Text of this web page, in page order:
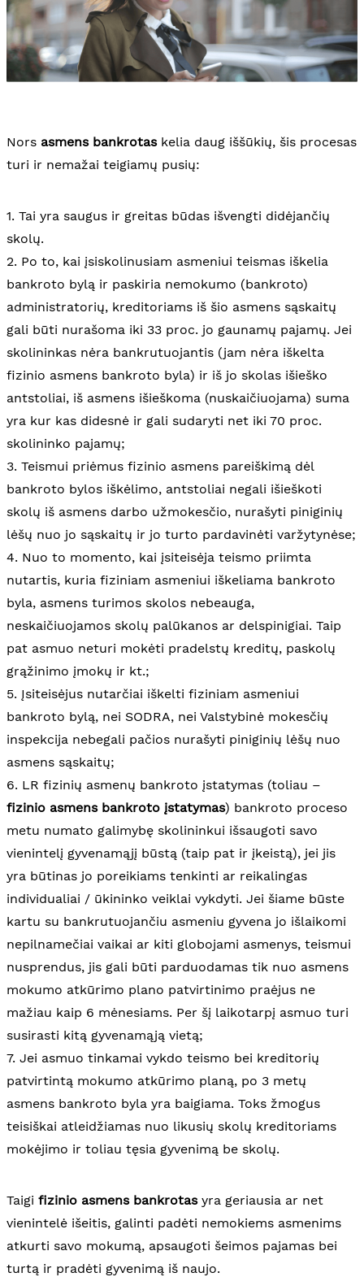
Nors asmens bankrotaskelia daug iššūkių, šis procesas
turi ir nemažai teigiamų pusių:
1. Tai yra saugus ir greitas būdas išvengti didėjančių
skolų.
2. Po to, kai įsiskolinusiam asmeniui teismas iškelia
bankroto bylą ir paskiria nemokumo (bankroto)
administratorių, kreditoriams iš šio asmens sąskaitų
gali būti nurašoma iki 33 proc. jo gaunamų pajamų. Jei
skolininkas nėra bankrutuojantis (jam nėra iškelta
fizinio asmens bankroto byla) ir iš jo skolas išieško
antstoliai, iš asmens išieškoma (nuskaičiuojama) suma
yra kur kas didesnė ir gali sudaryti net iki 70 proc.
skolininko pajamų;
3. Teismui priėmus fizinio asmens pareiškimą dėl
bankroto bylos iškėlimo, antstoliai negali išieškoti
skolų iš asmens darbo užmokesčio, nurašyti piniginių
lėšų nuo jo sąskaitų ir jo turto pardavinėti varžytynėse;
4. Nuo to momento, kai įsiteisėja teismo priimta
nutartis, kuria fiziniam asmeniui iškeliama bankroto
byla, asmens turimos skolos nebeauga,
neskaičiuojamos skolų palūkanos ar delspinigiai. Taip
pat asmuo neturi mokėti pradelstų kreditų, paskolų
grąžinimo įmokų ir kt.;
5. Įsiteisėjus nutarčiai iškelti fiziniam asmeniui
bankroto bylą, nei SODRA, nei Valstybinė mokesčių
inspekcija nebegali pačios nurašyti piniginių lėšų nuo
asmens sąskaitų;
6. LR fizinių asmenų bankroto įstatymas (toliau –
fizinio asmens bankroto įstatymas) bankroto proceso
metu numato galimybę skolininkui išsaugoti savo
vienintelį gyvenamąjį būstą (taip pat ir įkeistą), jei jis
yra būtinas jo poreikiams tenkinti ar reikalingas
individualiai / ūkininko veiklai vykdyti. Jei šiame būste
kartu su bankrutuojančiu asmeniu gyvena jo išlaikomi
nepilnamečiai vaikai ar kiti globojami asmenys, teismui
nusprendus, jis gali būti parduodamas tik nuo asmens
mokumo atkūrimo plano patvirtinimo praėjus ne
mažiau kaip 6 mėnesiams. Per šį laikotarpį asmuo turi
susirasti kitą gyvenamąją vietą;
7. Jei asmuo tinkamai vykdo teismo bei kreditorių
patvirtintą mokumo atkūrimo planą, po 3 metų
asmens bankroto byla yra baigiama. Toks žmogus
teisiškai atleidžiamas nuo likusių skolų kreditoriams
mokėjimo ir toliau tęsia gyvenimą be skolų.
Taigi fizinio asmens bankrotasyra geriausia ar net
vienintelė išeitis, galinti padėti nemokiems asmenims
atkurti savo mokumą, apsaugoti šeimos pajamas bei
turtą ir pradėti gyvenimą iš naujo.